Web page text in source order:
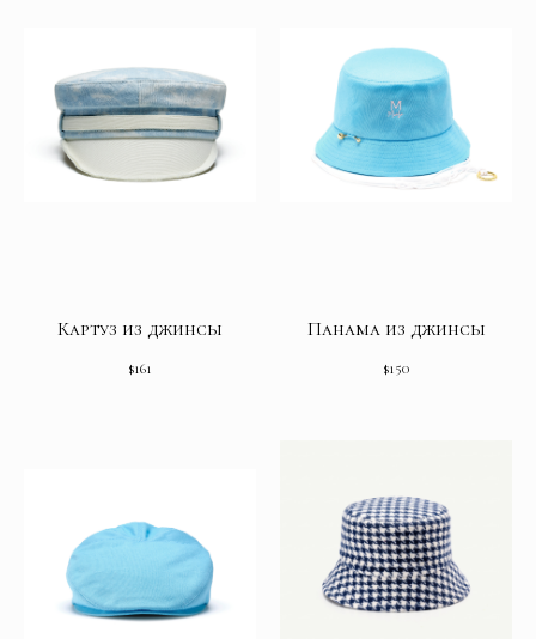
Картуз из джинсы
$161
Панама из джинсы
$150